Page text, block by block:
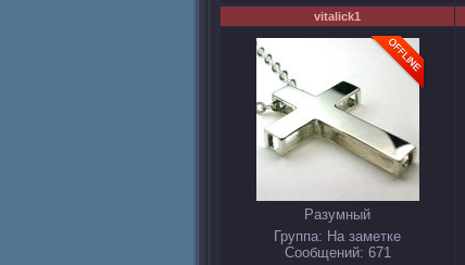
vitalick1
Разумный
Группа: На заметке
Сообщений: 671